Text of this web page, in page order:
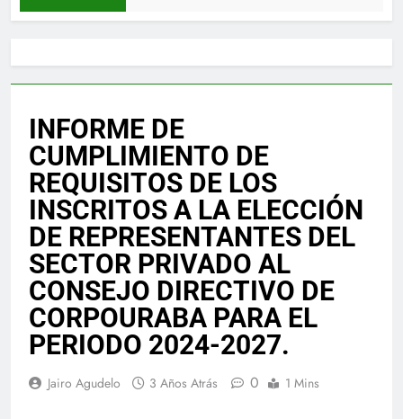
INFORME DE
CUMPLIMIENTO DE
REQUISITOS DE LOS
INSCRITOS A LA ELECCIÓN
DE REPRESENTANTES DEL
SECTOR PRIVADO AL
CONSEJO DIRECTIVO DE
CORPOURABA PARA EL
PERIODO 2024-2027.
Jairo Agudelo 3 Años Atrás 0 1 Mins